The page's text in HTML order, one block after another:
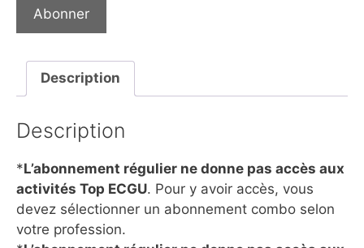
Abonner
Description
Description
*L’abonnement régulier ne donne pas accès aux
activités Top ECGU. Pour y avoir accès, vous
devez sélectionner un abonnement combo selon
votre profession.